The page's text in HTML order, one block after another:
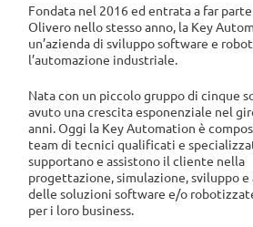
Fondata nel 2016 ed entrata a far
Olivero nello stesso anno, la Key
un’azienda di sviluppo software e
l’automazione industriale.
Nata con un piccolo gruppo di cinque
avuto una crescita esponenziale nel
anni. Oggi la Key Automation è
team di tecnici qualificati e
supportano e assistono il cliente nella
progettazione, simulazione, sviluppo
delle soluzioni software e/o
per i loro business.